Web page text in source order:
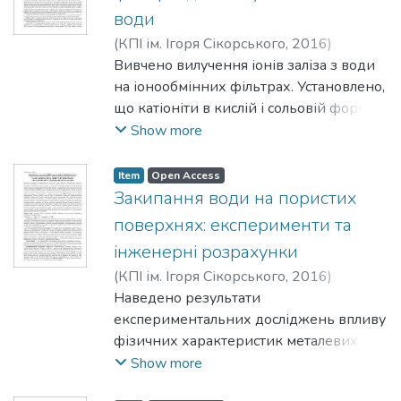
приклади вирішення питань
забезпечення екологічною
інформацією на локальному й
регіональному рівнях.
води
(КПІ ім. Ігоря Сікорського, 2016)
Твердохліб, М. М.;Гомеля, М. Д.; Хохотва,
О. П.
Вивчено вилучення іонів заліза з води
на іонообмінних фільтрах. Установлено,
що катіоніти в кислій і сольовій формах
сорбують іони заліза з води за низьких
жорсткості. У разі застосування аніонітів
у ClO2 – і MnO4 – -формах відбувається
його окисленню й переведенню в
нерозчинний у нейтральному
середовищі гідроксид заліза (III).
Визначено окислювальну здатність
аніоніту АВ-17-8 у ClO2 – і MnO4 –
-формах.
Show more
Item Open Access
Закипання води на пористих
поверхнях: експерименти та
інженерні розрахунки
(КПІ ім. Ігоря Сікорського, 2016)
Шаповал, А. А.;Панов, Є. М.
Ю. В.
Наведено результати
експериментальних досліджень впливу
фізичних характеристик металевих
волокнистих матеріалів на початок
Show more